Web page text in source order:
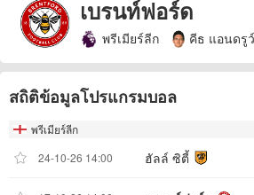
เบรนท์ฟอร์ด
พรีเมียร์ลีก คีธ แอนดรู
สถิติข้อมูลโปรแกรมบอล
พรีเมียร์ลีก
24-10-26 14:00
ฮัลล์ ซิตี้